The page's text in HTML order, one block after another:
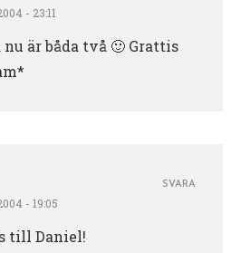
- 23:11
nu är båda två 🙂 Grattis
- 19:05
till Daniel!
SVARA